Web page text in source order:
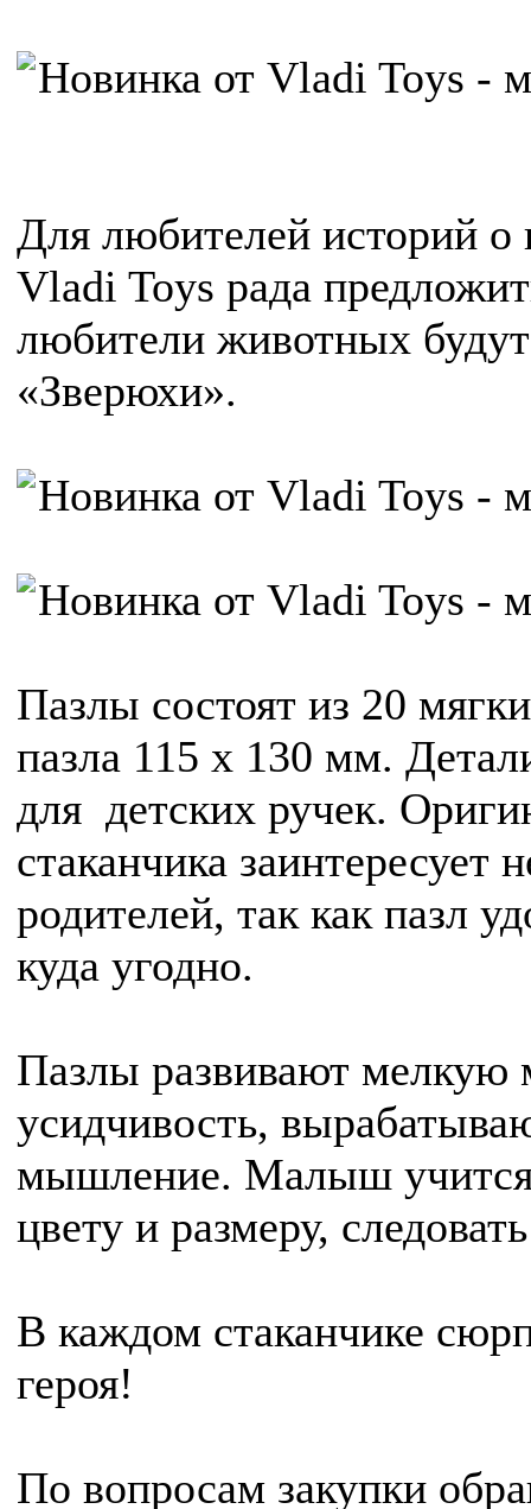
Для любителей историй
Vladi Toys рада
любители животных
«Зверюхи».
Пазлы состоят из 20
пазла 115 х 130 мм.
для детских ручек.
стаканчика
родителей, так как пазл
куда угодно.
Пазлы развивают мелкую
усидчивость,
мышление. Малыш учится
цвету и размеру,
В каждом стаканчике
героя!
По вопросам закупки